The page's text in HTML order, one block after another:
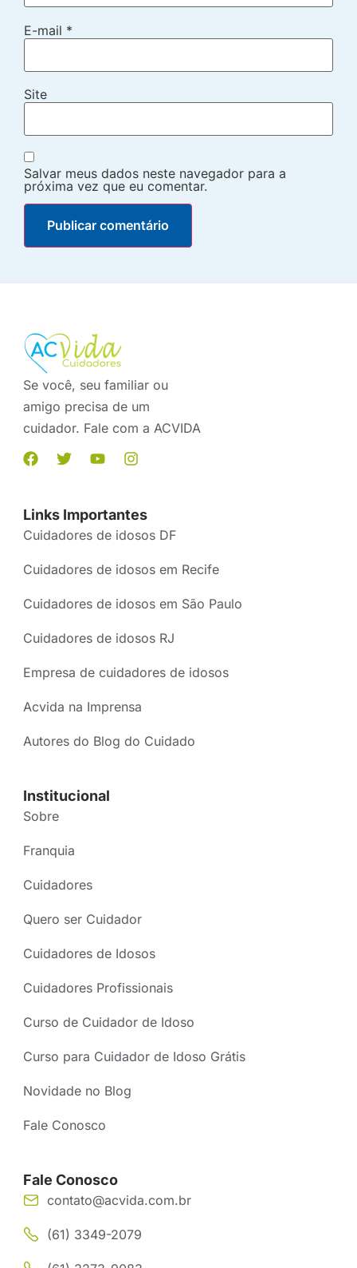
E-mail *
Site
Salvar meus dados neste navegador para a
próxima vez que eu comentar.
Se você, seu familiar ou
amigo precisa de um
cuidador. Fale com a ACVIDA
Links Importantes
Cuidadores de idosos DF
Cuidadores de idosos em Recife
Cuidadores de idosos em São Paulo
Cuidadores de idosos RJ
Empresa de cuidadores de idosos
Acvida na Imprensa
Autores do Blog do Cuidado
Institucional
Sobre
Franquia
Cuidadores
Quero ser Cuidador
Cuidadores de Idosos
Cuidadores Profissionais
Curso de Cuidador de Idoso
Curso para Cuidador de Idoso Grátis
Novidade no Blog
Fale Conosco
Fale Conosco
contato@acvida.com.br
(61) 3349-2079